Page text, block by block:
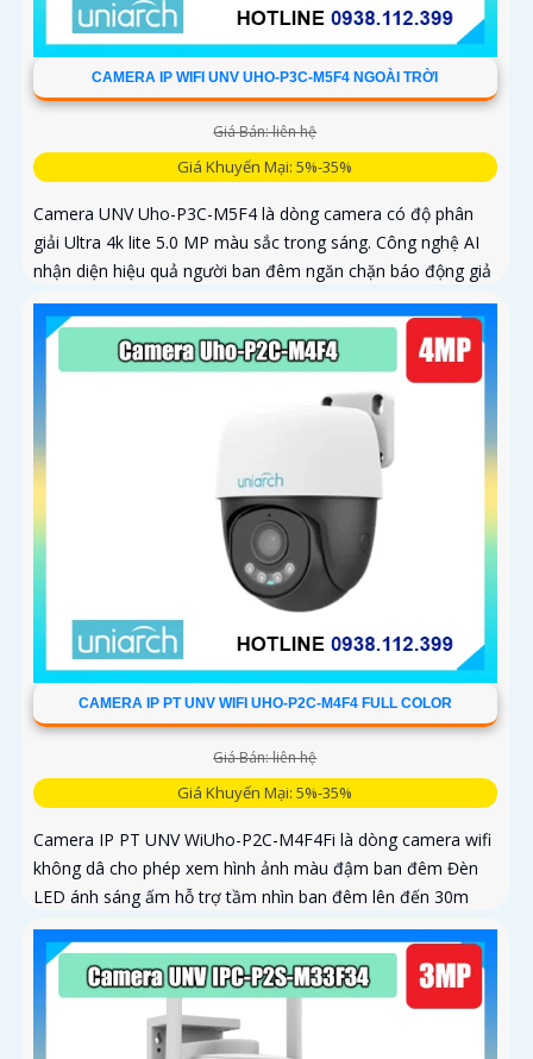
CAMERA IP WIFI UNV UHO-P3C-M5F4 NGOÀI TRỜI
Giá Bán: liên hệ
Giá Khuyến Mại: 5%-35%
Camera UNV Uho-P3C-M5F4 là dòng camera có độ phân
giải Ultra 4k lite 5.0 MP màu sắc trong sáng. Công nghệ AI
nhận diện hiệu quả người ban đêm ngăn chặn báo động giả
CAMERA IP PT UNV WIFI UHO-P2C-M4F4 FULL COLOR
Giá Bán: liên hệ
Giá Khuyến Mại: 5%-35%
Camera IP PT UNV WiUho-P2C-M4F4Fi là dòng camera wifi
không dâ cho phép xem hình ảnh màu đậm ban đêm Đèn
LED ánh sáng ấm hỗ trợ tầm nhìn ban đêm lên đến 30m
vừa chiếu sáng vừa cảnh báo với độ phân giải 4